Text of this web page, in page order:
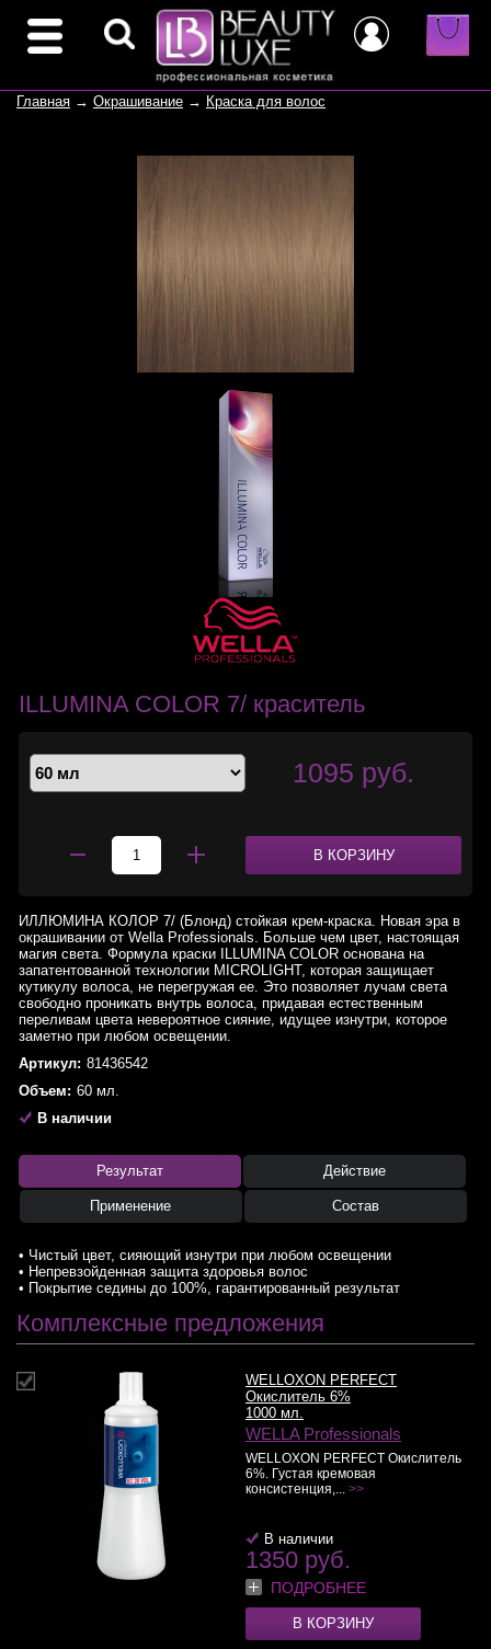
Главная → Окрашивание → Краска для волос
ILLUMINA COLOR 7/ краситель
1095 руб.
В КОРЗИНУ
ИЛЛЮМИНА КОЛОР 7/ (Блонд) стойкая крем-краска. Новая эра в
окрашивании от Wella Professionals. Больше чем цвет, настоящая
магия света. Формула краски ILLUMINA COLOR основана на
запатентованной технологии MICROLIGHT, которая защищает
кутикулу волоса, не перегружая ее. Это позволяет лучам света
свободно проникать внутрь волоса, придавая естественным
переливам цвета невероятное сияние, идущее изнутри, которое
заметно при любом освещении.
Артикул: 81436542
Объем: 60 мл.
В наличии
Результат Действие
Применение Состав
• Чистый цвет, сияющий изнутри при любом освещении
• Непревзойденная защита здоровья волос
• Покрытие седины до 100%, гарантированный результат
Комплексные предложения
WELLOXON PERFECT
Окислитель 6%
1000 мл.
WELLA Professionals
WELLOXON PERFECT Окислитель
6%. Густая кремовая
консистенция,... >>
В наличии
1350 руб.
ПОДРОБНЕЕ
В КОРЗИНУ